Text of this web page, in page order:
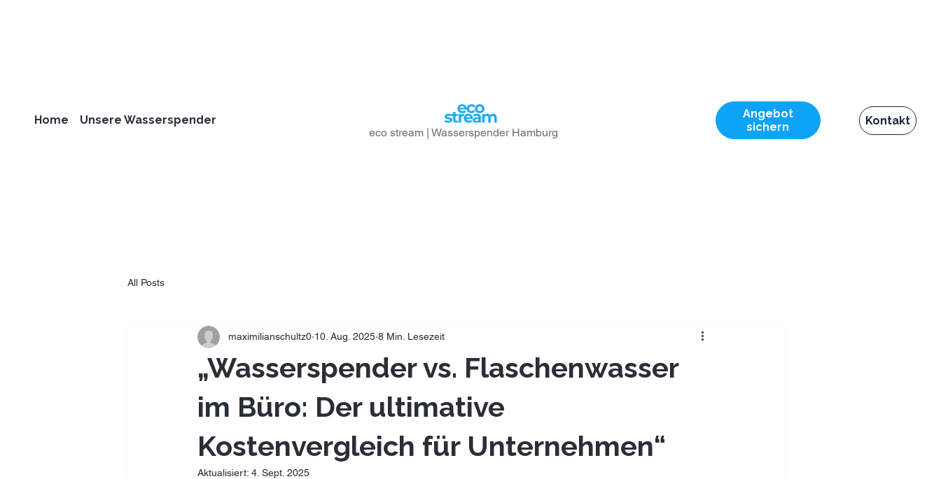
Home
Unsere Wasserspender
eco stream | Wasserspender Hamburg
Angebot
sichern
Kontakt
All Posts
„Wasserspender vs. Flaschenwasser
im Büro: Der ultimative
Kostenvergleich für Unternehmen“
maximilianschultz0 10. Aug. 2025 8 Min. Lesezeit
Aktualisiert: 4. Sept. 2025